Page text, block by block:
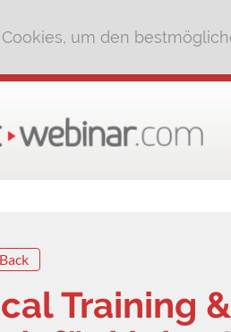
um den
Back
Training